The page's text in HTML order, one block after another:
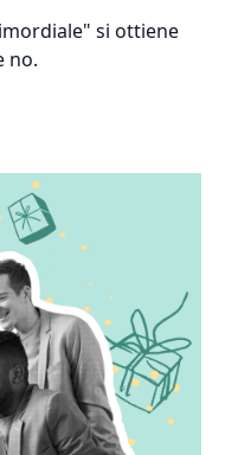
si ottiene
no.